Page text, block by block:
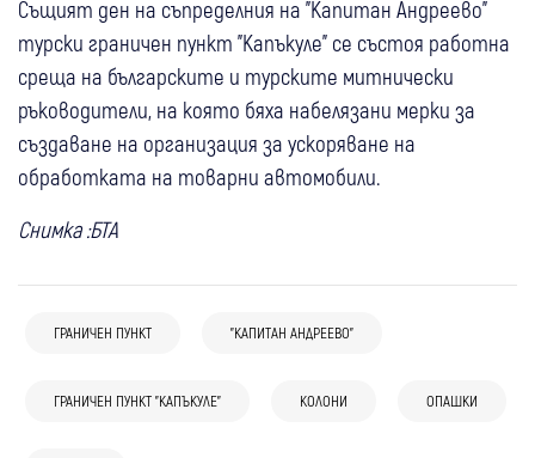
Същият ден на съпределния на "Капитан Андреево"
турски граничен пункт "Капъкуле" се състоя работна
среща на българските и турските митнически
ръководители, на която бяха набелязани мерки за
създаване на организация за ускоряване на
обработката на товарни автомобили.
Снимка :БТА
ГРАНИЧЕН ПУНКТ "КАПИТАН АНДРЕЕВО”
ГРАНИЧЕН ПУНКТ "КАПЪКУЛЕ" КОЛОНИ ОПАШКИ